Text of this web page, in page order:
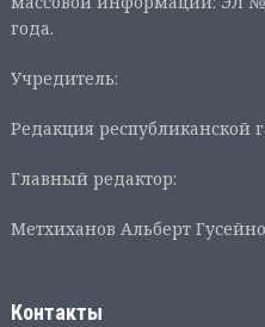
года.
Учредитель:
Редакция республиканской
Главный редактор:
Метхиханов Альберт
Контакты